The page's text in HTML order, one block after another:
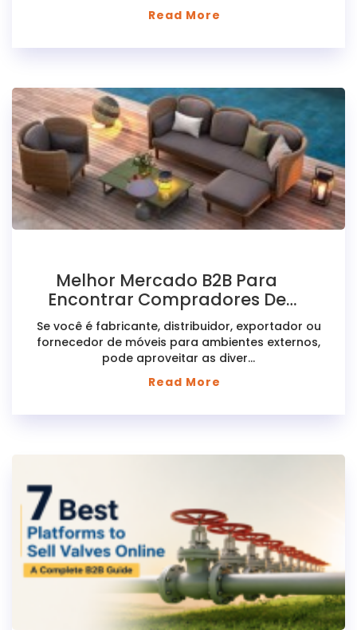
Read More
Melhor Mercado B2B Para
Encontrar Compradores De
Móveis Para Ambientes Externos
Se você é fabricante, distribuidor, exportador ou
fornecedor de móveis para ambientes externos,
pode aproveitar as diver...
Read More